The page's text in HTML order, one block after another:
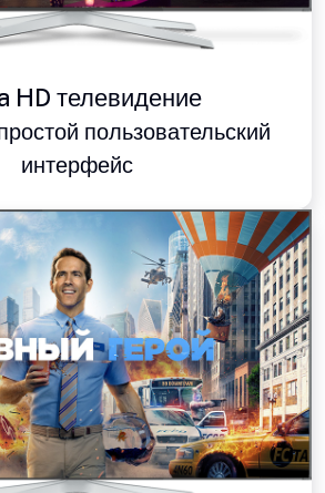
HD телевидение
пользовательский
интерфейс